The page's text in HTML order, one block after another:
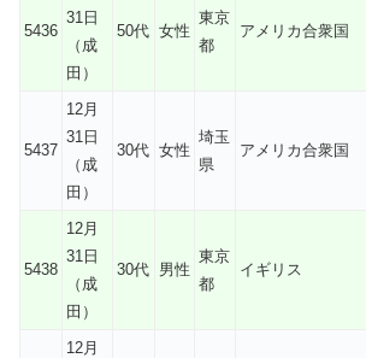
5436
31日
（成
田）
50代 女性
東京
都
アメリカ合衆国
5437
12月
31日
（成
田）
30代 女性
埼玉
県
アメリカ合衆国
5438
12月
31日
（成
田）
30代 男性
東京
都
イギリス
12月